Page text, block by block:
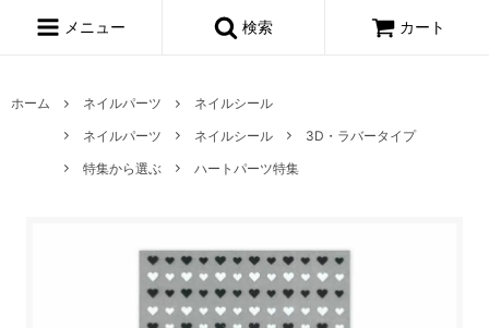
メニュー 検索 カート
ホーム ネイルパーツ
ネイルシール
ネイルパーツ
ネイルシール
3D・ラバータイプ
特集から選ぶ
ハートパーツ特集